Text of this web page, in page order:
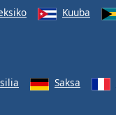
Kuuba
Saksa